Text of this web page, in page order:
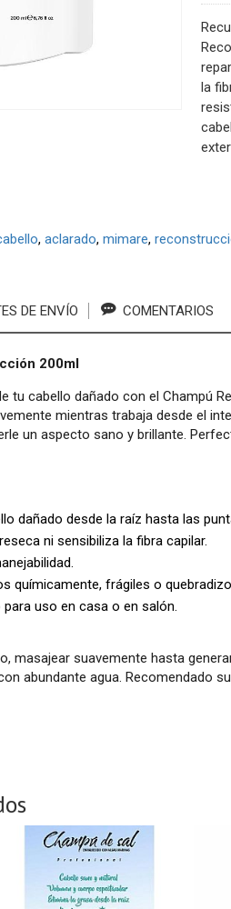
la
aclarado mimare
DE ENVÍO COMENTARIOS
200ml
tu cabello dañado con el Champú
mientras trabaja desde el
un aspecto sano y brillante.
dañado desde la raíz hasta las
ni sensibiliza la fibra capilar.
químicamente, frágiles o
uso en casa o en salón.
masajear suavemente hasta
abundante agua. Recomendado